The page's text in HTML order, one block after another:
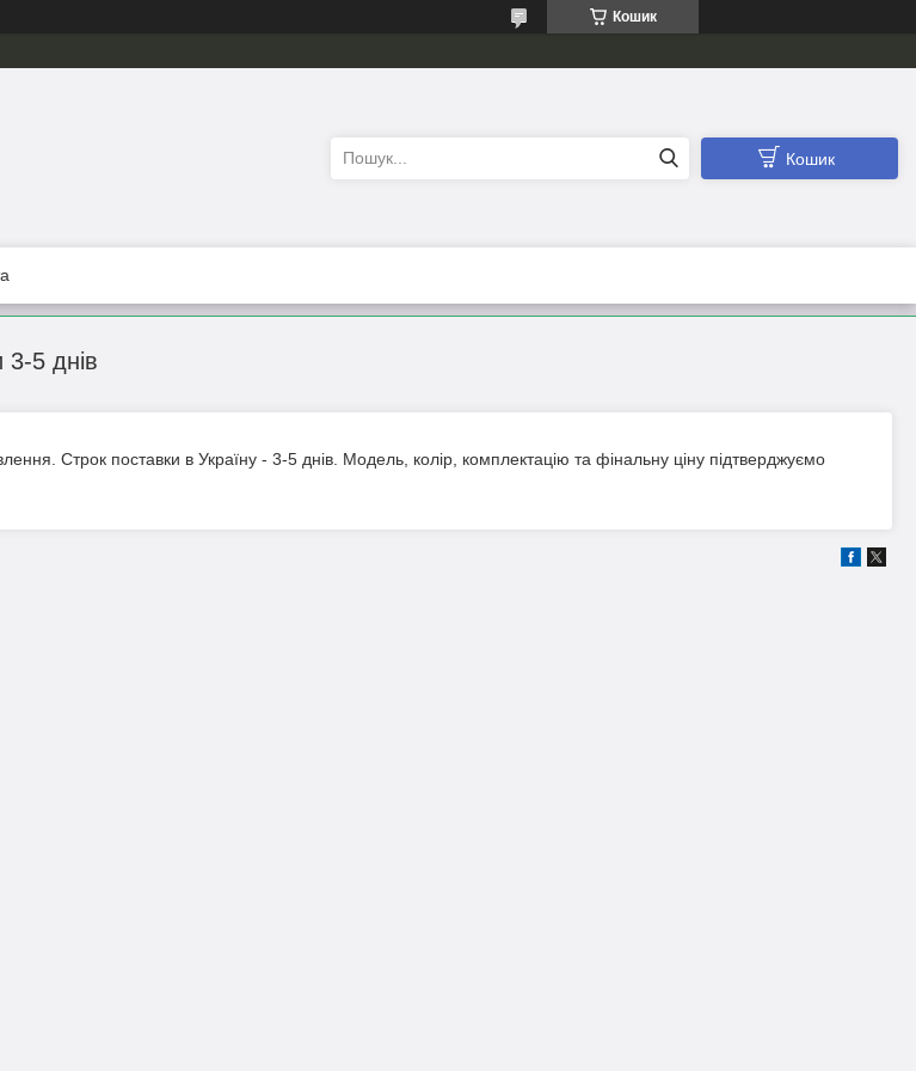
Кошик
Кошик
5 днів
Строк поставки в Україну - 3-5 днів. Модель, колір, комплектацію та фінальну ціну підтверджуємо